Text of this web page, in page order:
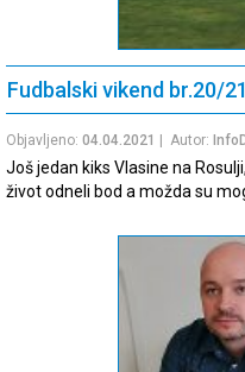
Fudbalski vikend br.20/
Objavljeno: 04.04.2021 | Autor:
Još jedan kiks Vlasine na
život odneli bod a možda su